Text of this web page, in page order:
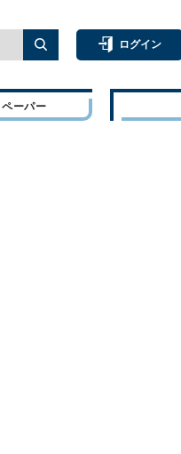
ログイン
ーパー